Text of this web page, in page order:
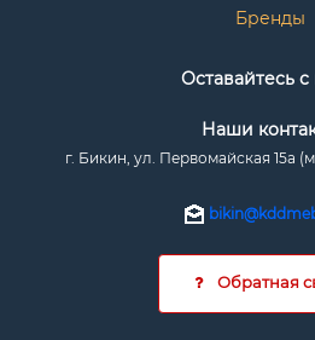
Бренды
Оставайтесь
Наши
г. Бикин, ул. Первомайская 15а
Обратная